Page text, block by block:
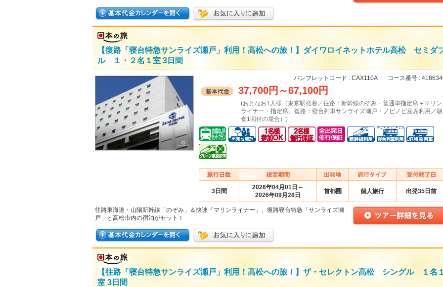
【復路「寝台特急サンライズ瀬戸」利用！高松への旅！】ダイワロイネットホテル高松 セミダ
ル １・２名１室 3日間
パンフレットコード : CAX110A コース番号 :
37,700円 ～67,100円
(おとなお1人様（東京駅発着／往路：新幹線のぞみ・普通車指定席＋マリン
ライナー・指定席、復路：寝台列車サンライズ瀬戸・ノビノビ座席利用／朝
食1回付の場合）)
3日間
2026年04月01日～
2026年09月28日
首都圏 個人旅行 出発35日前
往路東海道・山陽新幹線「のぞみ」＆快速「マリンライナー」、復路寝台特急「サンライズ瀬
戸」と高松市内の宿泊がセット！
【往路「寝台特急サンライズ瀬戸」利用！高松への旅！】ザ・セレクトン高松 シングル １名
室 3日間